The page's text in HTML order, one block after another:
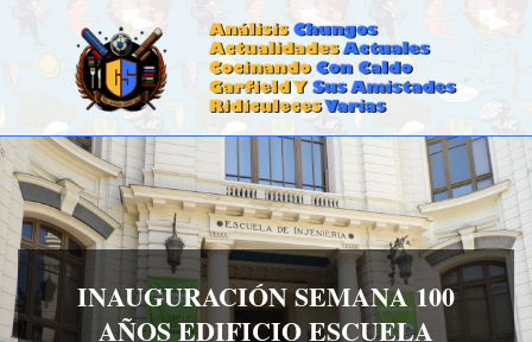
CALDOSTRONG.COM
Primary
Navigation
Menu
INAUGURACIÓN SEMANA 100
AÑOS EDIFICIO ESCUELA